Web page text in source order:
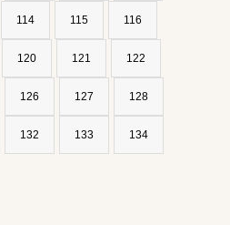
114 115 116
120 121 122
126 127 128
132 133 134